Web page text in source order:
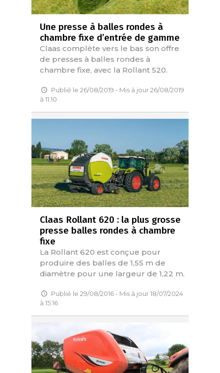
Une presse à balles rondes à
chambre fixe d’entrée de gamme
Claas complète vers le bas son offre
de presses à balles rondes à
chambre fixe, avec la Rollant 520.
Publié le 26/08/2019 - Mis à jour 26/08/2019
à 11:10
Claas Rollant 620 : la plus grosse
presse balles rondes à chambre
fixe
La Rollant 620 est conçue pour
produire des balles de 1,55 m de
diamètre pour une largeur de 1,22 m.
Publié le 29/08/2016 - Mis à jour 18/07/2024
à 15:16